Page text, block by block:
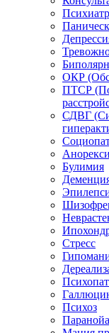
ОКР
ПТСР
СДВГ
Булимия
Стресс
Психоз
Паранойа